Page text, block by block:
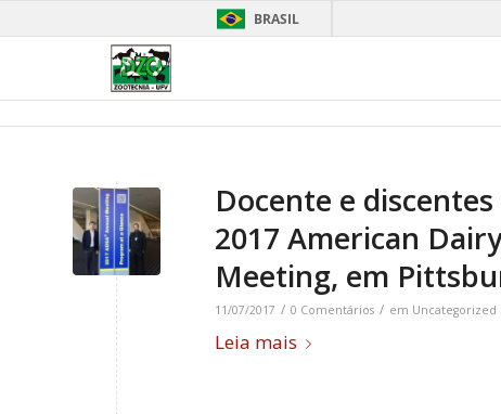
BRASIL
Docente e
2017 American
Meeting, em
11/07/2017 / 0 Comentários / em Uncategorized
Leia mais